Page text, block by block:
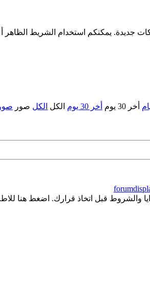
أخر 30 يوم أخر 30 يوم الكل الكل صور صور
والشروط قبل اتخاذ قرارك. اضغط هنا